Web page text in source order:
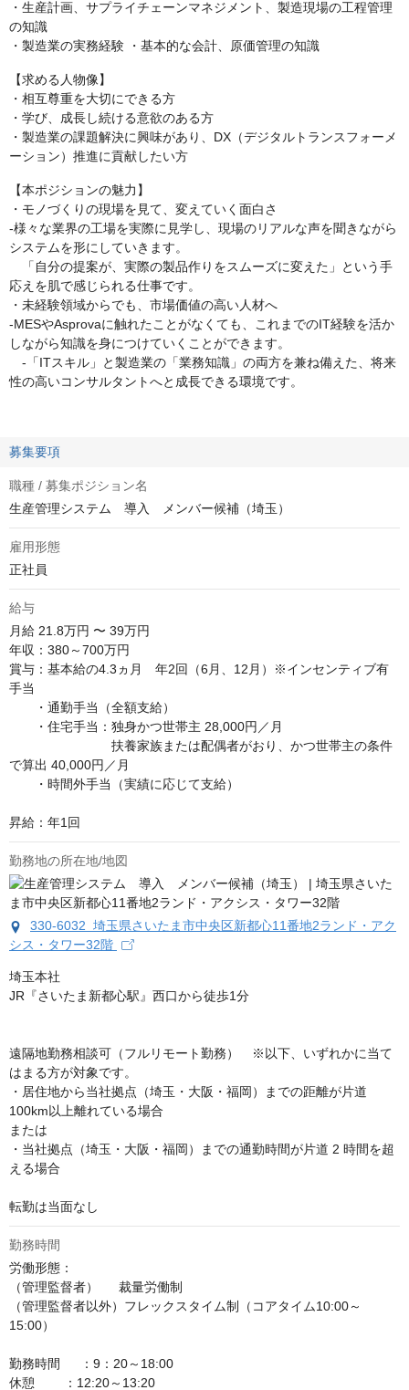
・生産計画、サプライチェーンマネジメント、製造現場の工程管理
の知識
・製造業の実務経験 ・基本的な会計、原価管理の知識
【求める人物像】
・相互尊重を大切にできる方
・学び、成長し続ける意欲のある方
・製造業の課題解決に興味があり、DX（デジタルトランスフォーメ
ーション）推進に貢献したい方
【本ポジションの魅力】
・モノづくりの現場を見て、変えていく面白さ
-様々な業界の工場を実際に見学し、現場のリアルな声を聞きながら
システムを形にしていきます。
「自分の提案が、実際の製品作りをスムーズに変えた」という手
応えを肌で感じられる仕事です。
・未経験領域からでも、市場価値の高い人材へ
-MESやAsprovaに触れたことがなくても、これまでのIT経験を活か
しながら知識を身につけていくことができます。
-「ITスキル」と製造業の「業務知識」の両方を兼ね備えた、将来
性の高いコンサルタントへと成長できる環境です。
募集要項
職種 / 募集ポジション名
生産管理システム 導入 メンバー候補（埼玉）
雇用形態
正社員
給与
月給 21.8万円 〜 39万円
年収：380～700万円
賞与：基本給の4.3ヵ月　年2回（6月、12月）※インセンティブ有
手当
・通勤手当（全額支給）
・住宅手当：独身かつ世帯主 28,000円／月
扶養家族または配偶者がおり、かつ世帯主の条件
で算出 40,000円／月
・時間外手当（実績に応じて支給）
昇給：年1回
勤務地の所在地/地図
330-6032 埼玉県さいたま市中央区新都心11番地2ランド・アク
シス・タワー32階
埼玉本社
JR『さいたま新都心駅』西口から徒歩1分
遠隔地勤務相談可（フルリモート勤務）　※以下、いずれかに当て
はまる方が対象です。
・居住地から当社拠点（埼玉・大阪・福岡）までの距離が片道
100km以上離れている場合
または
・当社拠点（埼玉・大阪・福岡）までの通勤時間が片道 2 時間を超
える場合
転勤は当面なし
勤務時間
労働形態：
（管理監督者）　  裁量労働制
（管理監督者以外）フレックスタイム制（コアタイム10:00～
15:00）
勤務時間　  ：9：20～18:00
休憩        ：12:20～13:20